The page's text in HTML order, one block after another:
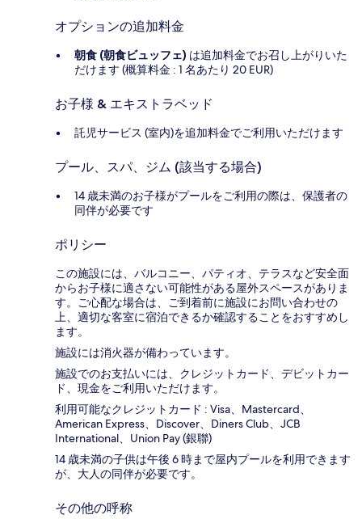
オプションの追加料金
朝食 (朝食ビュッフェ) は追加料金でお召し上がりいた
だけます (概算料金 : 1 名あたり 20 EUR)
お子様 & エキストラベッド
託児サービス (室内)を追加料金でご利用いただけます
プール、スパ、ジム (該当する場合)
14 歳未満のお子様がプールをご利用の際は、保護者の
同伴が必要です
ポリシー
この施設には、バルコニー、パティオ、テラスなど安全面
からお子様に適さない可能性がある屋外スペースがありま
す。ご心配な場合は、ご到着前に施設にお問い合わせの
上、適切な客室に宿泊できるか確認することをおすすめし
ます。
施設には消火器が備わっています。
施設でのお支払いには、クレジットカード、デビットカー
ド、現金をご利用いただけます。
利用可能なクレジットカード : Visa、Mastercard、
American Express、Discover、Diners Club、JCB
International、Union Pay (銀聯)
14 歳未満の子供は午後 6 時まで屋内プールを利用できます
が、大人の同伴が必要です。
その他の呼称